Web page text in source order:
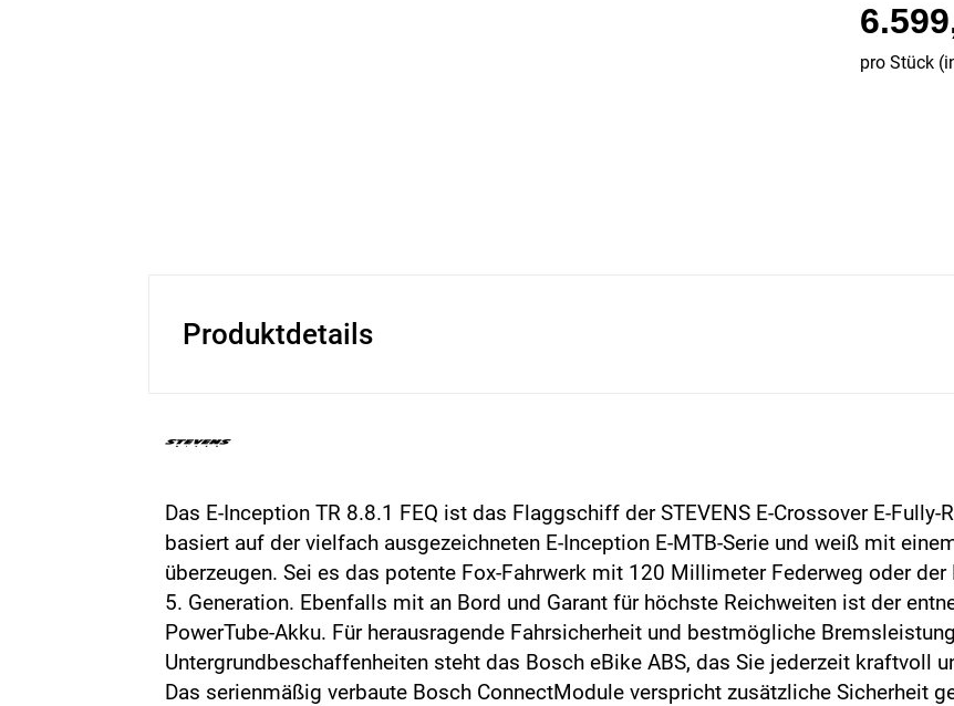
pro Stück
Produktdetails
Das E-Inception TR 8.8.1 FEQ ist das Flaggschiff der STEVENS E-Crossover E-Fully-
basiert auf der vielfach ausgezeichneten E-Inception E-MTB-Serie und weiß mit
überzeugen. Sei es das potente Fox-Fahrwerk mit 120 Millimeter Federweg oder
5. Generation. Ebenfalls mit an Bord und Garant für höchste Reichweiten ist der
PowerTube-Akku. Für herausragende Fahrsicherheit und bestmögliche
Untergrundbeschaffenheiten steht das Bosch eBike ABS, das Sie jederzeit kraftvoll
Das serienmäßig verbaute Bosch ConnectModule verspricht zusätzliche Sicherheit